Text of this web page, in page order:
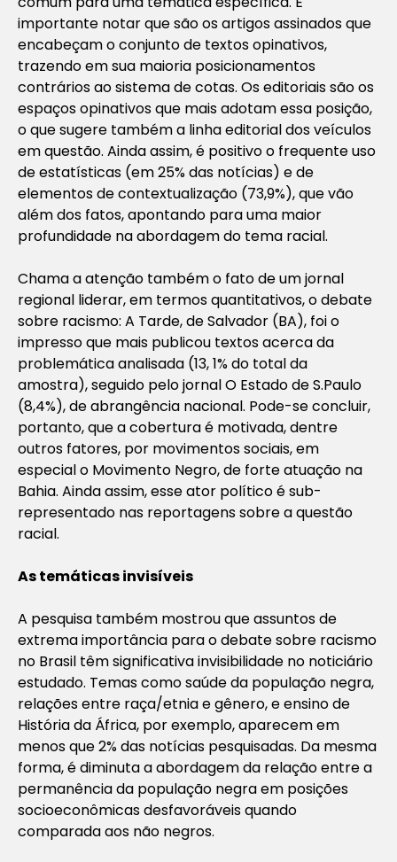
importante notar que são os artigos assinados que
encabeçam o conjunto de textos opinativos,
trazendo em sua maioria posicionamentos
contrários ao sistema de cotas. Os editoriais são os
espaços opinativos que mais adotam essa posição,
o que sugere também a linha editorial dos veículos
em questão. Ainda assim, é positivo o frequente uso
de estatísticas (em 25% das notícias) e de
elementos de contextualização (73,9%), que vão
além dos fatos, apontando para uma maior
profundidade na abordagem do tema racial.
Chama a atenção também o fato de um jornal
regional liderar, em termos quantitativos, o debate
sobre racismo: A Tarde, de Salvador (BA), foi o
impresso que mais publicou textos acerca da
problemática analisada (13, 1% do total da
amostra), seguido pelo jornal O Estado de S.Paulo
(8,4%), de abrangência nacional. Pode-se concluir,
portanto, que a cobertura é motivada, dentre
outros fatores, por movimentos sociais, em
especial o Movimento Negro, de forte atuação na
Bahia. Ainda assim, esse ator político é sub-
representado nas reportagens sobre a questão
racial.
As temáticas invisíveis
A pesquisa também mostrou que assuntos de
extrema importância para o debate sobre racismo
no Brasil têm significativa invisibilidade no noticiário
estudado. Temas como saúde da população negra,
relações entre raça/etnia e gênero, e ensino de
História da África, por exemplo, aparecem em
menos que 2% das notícias pesquisadas. Da mesma
forma, é diminuta a abordagem da relação entre a
permanência da população negra em posições
socioeconômicas desfavoráveis quando
comparada aos não negros.